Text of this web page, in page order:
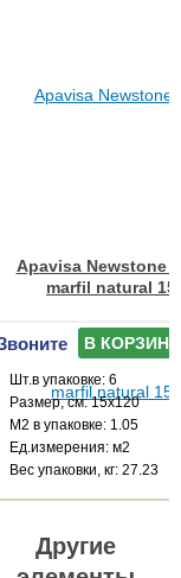
Apavisa Newstone
marfil natural
В КОРЗИНУ
Шт.в упаковке: 6
Размер, см: 15x120
М2 в упаковке: 1.05
Ед.измерения: м2
Веc упаковки, кг: 27.23
Другие